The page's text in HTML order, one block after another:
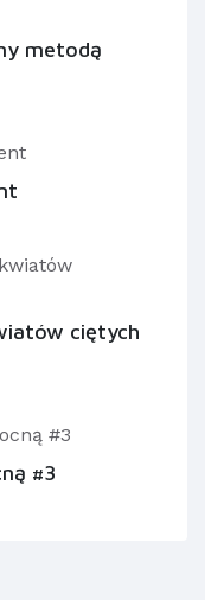
metodą
ciętych
#3